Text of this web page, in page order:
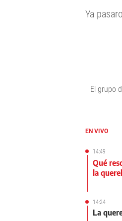
Ya
El grupo
EN VIVO
14:49
Qué
la
14:24
La